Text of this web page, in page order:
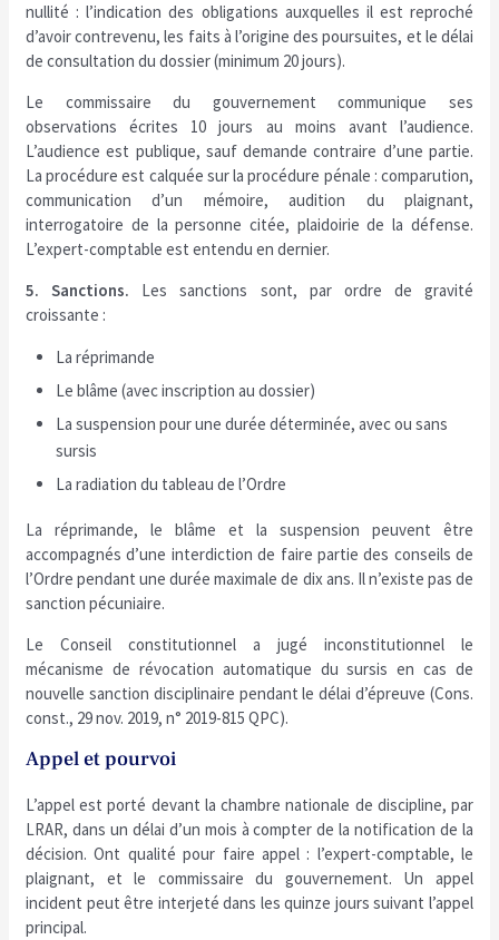
nullité : l’indication des obligations auxquelles il est reproché
d’avoir contrevenu, les faits à l’origine des poursuites, et le délai
de consultation du dossier (minimum 20 jours).
Le commissaire du gouvernement communique ses
observations écrites 10 jours au moins avant l’audience.
L’audience est publique, sauf demande contraire d’une partie.
La procédure est calquée sur la procédure pénale : comparution,
communication d’un mémoire, audition du plaignant,
interrogatoire de la personne citée, plaidoirie de la défense.
L’expert-comptable est entendu en dernier.
5. Sanctions. Les sanctions sont, par ordre de gravité
croissante :
La réprimande
Le blâme (avec inscription au dossier)
La suspension pour une durée déterminée, avec ou sans
sursis
La radiation du tableau de l’Ordre
La réprimande, le blâme et la suspension peuvent être
accompagnés d’une interdiction de faire partie des conseils de
l’Ordre pendant une durée maximale de dix ans. Il n’existe pas de
sanction pécuniaire.
Le Conseil constitutionnel a jugé inconstitutionnel le
mécanisme de révocation automatique du sursis en cas de
nouvelle sanction disciplinaire pendant le délai d’épreuve (Cons.
const., 29 nov. 2019, n° 2019-815 QPC).
Appel et pourvoi
L’appel est porté devant la chambre nationale de discipline, par
LRAR, dans un délai d’un mois à compter de la notification de la
décision. Ont qualité pour faire appel : l’expert-comptable, le
plaignant, et le commissaire du gouvernement. Un appel
incident peut être interjeté dans les quinze jours suivant l’appel
principal.